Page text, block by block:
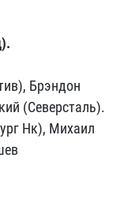
Брэндон
(Северсталь).
Нк), Михаил